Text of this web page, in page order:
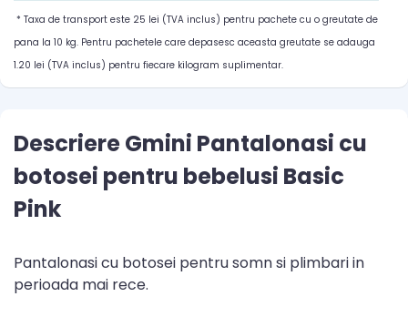
* Taxa de transport este 25 lei (TVA inclus) pentru pachete cu o greutate de
pana la 10 kg. Pentru pachetele care depasesc aceasta greutate se adauga
1.20 lei (TVA inclus) pentru fiecare kilogram suplimentar.
Descriere Gmini Pantalonasi cu
botosei pentru bebelusi Basic
Pink
Pantalonasi cu botosei pentru somn si plimbari in
perioada mai rece.